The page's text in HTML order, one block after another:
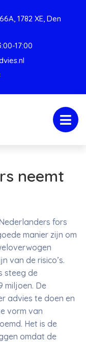
1782 XE, Den
17:00
neemt
fors
manier zijn om
van de risico’s.
steeg de
miljoen. De
advies te doen en
vorm van
Het is de
omdat de